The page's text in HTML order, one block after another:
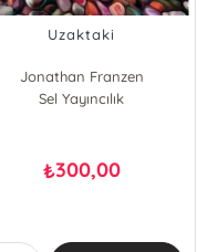
Uzaktaki
Jonathan Franzen
Sel Yayıncılık
₺300,00